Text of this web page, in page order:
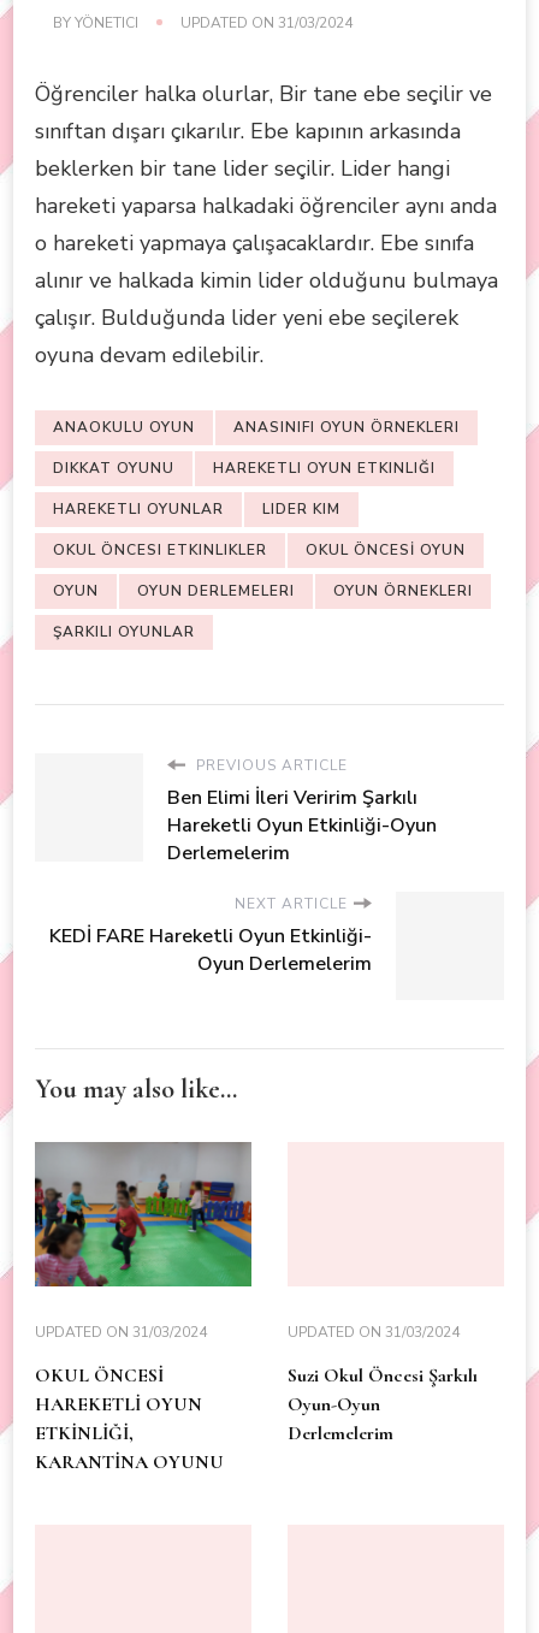
BYYÖNETICI UPDATED ON 31/03/2024
Öğrenciler halka olurlar, Bir tane ebe seçilir ve
sınıftan dışarı çıkarılır. Ebe kapının arkasında
beklerken bir tane lider seçilir. Lider hangi
hareketi yaparsa halkadaki öğrenciler aynı anda
o hareketi yapmaya çalışacaklardır. Ebe sınıfa
alınır ve halkada kimin lider olduğunu bulmaya
çalışır. Bulduğunda lider yeni ebe seçilerek
oyuna devam edilebilir.
ANAOKULU OYUN ANASINIFI OYUN ÖRNEKLERI
DIKKAT OYUNU HAREKETLI OYUN ETKINLIĞI
HAREKETLI OYUNLAR LIDER KIM
OKUL ÖNCESI ETKINLIKLER OKUL ÖNCESİ OYUN
OYUN OYUN DERLEMELERI OYUN ÖRNEKLERI
ŞARKILI OYUNLAR
PREVIOUS ARTICLE
Ben Elimi İleri Veririm Şarkılı
Hareketli Oyun Etkinliği-Oyun
Derlemelerim
NEXT ARTICLE
KEDİ FARE Hareketli Oyun Etkinliği-
Oyun Derlemelerim
You may also like...
UPDATED ON 31/03/2024
OKUL ÖNCESİ
HAREKETLİ OYUN
ETKİNLİĞİ,
KARANTİNA OYUNU
UPDATED ON 31/03/2024
Suzi Okul Öncesi Şarkılı
Oyun-Oyun
Derlemelerim